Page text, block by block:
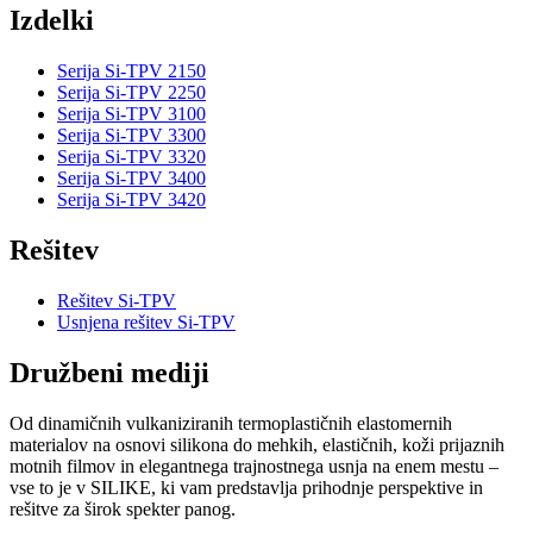
Izdelki
Serija Si-TPV 2150
Serija Si-TPV 2250
Serija Si-TPV 3100
Serija Si-TPV 3300
Serija Si-TPV 3320
Serija Si-TPV 3400
Serija Si-TPV 3420
Rešitev
Rešitev Si-TPV
Usnjena rešitev Si-TPV
Družbeni mediji
Od dinamičnih vulkaniziranih termoplastičnih elastomernih
materialov na osnovi silikona do mehkih, elastičnih, koži prijaznih
motnih filmov in elegantnega trajnostnega usnja na enem mestu –
vse to je v SILIKE, ki vam predstavlja prihodnje perspektive in
rešitve za širok spekter panog.